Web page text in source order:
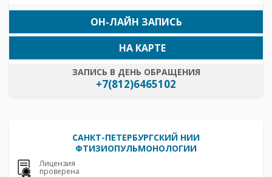
ОН-ЛАЙН ЗАПИСЬ
ЗАПИСЬ В ДЕНЬ ОБРАЩЕНИЯ
+7(812)6465102
НА КАРТЕ
САНКТ-ПЕТЕРБУРГСКИЙ НИИ
ФТИЗИОПУЛЬМОНОЛОГИИ
Лицензия
проверена